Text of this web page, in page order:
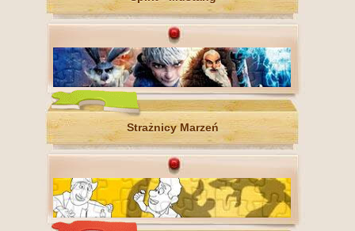
Strażnicy Marzeń